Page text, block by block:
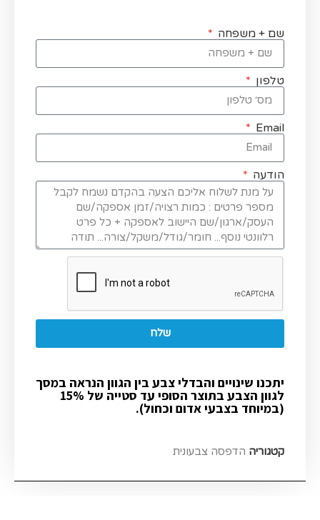
שם + משפחה
טלפון
Email
הודעה
שלח
יתכנו שינויים והבדלי צבע בין הגוון הנראה במסך
לגוון הצבע בתוצר הסופי עד סטייה של 15%
(במיוחד בצבעי אדום וכחול).
קטגוריה הדפסה צבעונית